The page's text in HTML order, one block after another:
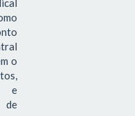
o
e
de